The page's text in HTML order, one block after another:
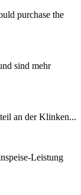
purchase the
sind mehr
an der Klinken...
Leistung